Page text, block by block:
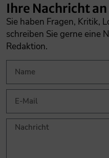
Ihre Nachricht
Sie haben Fragen, Kritik,
schreiben Sie gerne eine
Redaktion.